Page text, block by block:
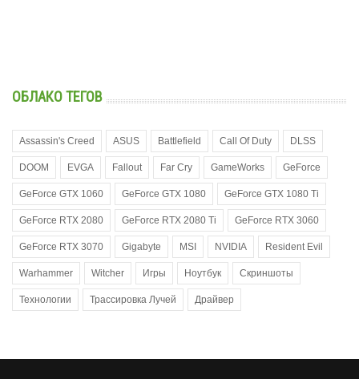
ОБЛАКО ТЕГОВ
Assassin's Creed ASUS Battlefield Call Of Duty DLSS
DOOM EVGA Fallout Far Cry GameWorks GeForce
GeForce GTX 1060 GeForce GTX 1080 GeForce GTX 1080 Ti
GeForce RTX 2080 GeForce RTX 2080 Ti GeForce RTX 3060
GeForce RTX 3070 Gigabyte MSI NVIDIA Resident Evil
Warhammer Witcher Игры Ноутбук Скриншоты
Технологии Трассировка Лучей Драйвер